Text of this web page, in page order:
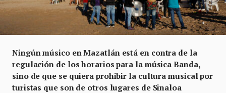
Ningún músico en Mazatlán está en contra de la
regulación de los horarios para la música Banda,
sino de que se quiera prohibir la cultura musical por
turistas que son de otros lugares de Sinaloa